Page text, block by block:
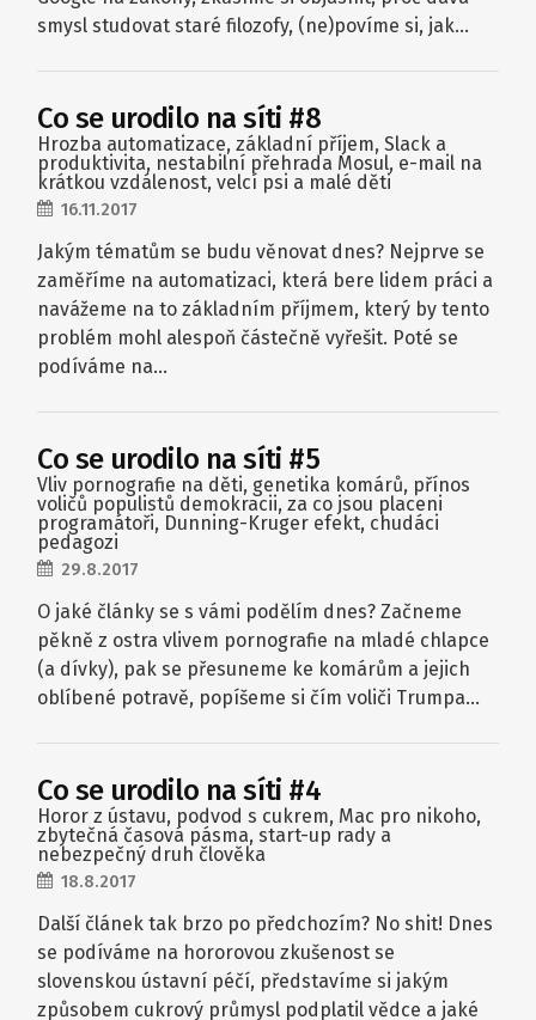
smysl studovat staré filozofy, (ne)povíme si, jak…
Co se urodilo na síti #8
Hrozba automatizace, základní příjem, Slack a
produktivita, nestabilní přehrada Mosul, e-mail na
krátkou vzdálenost, velcí psi a malé děti
16.11.2017
Jakým tématům se budu věnovat dnes? Nejprve se
zaměříme na automatizaci, která bere lidem práci a
navážeme na to základním příjmem, který by tento
problém mohl alespoň částečně vyřešit. Poté se
podíváme na…
Co se urodilo na síti #5
Vliv pornografie na děti, genetika komárů, přínos
voličů populistů demokracii, za co jsou placeni
programátoři, Dunning-Kruger efekt, chudáci
pedagozi
29.8.2017
O jaké články se s vámi podělím dnes? Začneme
pěkně z ostra vlivem pornografie na mladé chlapce
(a dívky), pak se přesuneme ke komárům a jejich
oblíbené potravě, popíšeme si čím voliči Trumpa…
Co se urodilo na síti #4
Horor z ústavu, podvod s cukrem, Mac pro nikoho,
zbytečná časová pásma, start-up rady a
nebezpečný druh člověka
18.8.2017
Další článek tak brzo po předchozím? No shit! Dnes
se podíváme na hororovou zkušenost se
slovenskou ústavní péčí, představíme si jakým
způsobem cukrový průmysl podplatil vědce a jaké